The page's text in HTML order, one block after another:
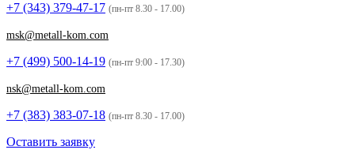
+7 (343) 379-47-17 (пн-пт 8.30 - 17.00)
msk@metall-kom.com
+7 (499) 500-14-19 (пн-пт 9:00 - 17.30)
nsk@metall-kom.com
+7 (383) 383-07-18 (пн-пт 8.30 - 17.00)
Оставить заявку